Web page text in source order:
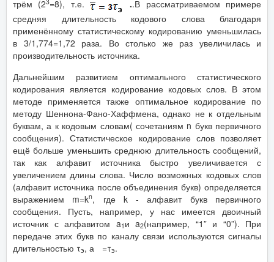
трём (2 =8), т.е. ..В рассматриваемом примере
средняя длительность кодового слова благодаря
применённому статистическому кодированию уменьшилась
в 3/1,774=1,72 раза. Во столько же раз увеличилась и
производительность источника.
Дальнейшим развитием оптимального статистического
кодирования является кодирование кодовых слов. В этом
методе применяется также оптимальное кодирование по
методу Шеннона-Фано-Хаффмена, однако не к отдельным
буквам, а к кодовым словам( сочетаниям n букв первичного
сообщения). Статистическое кодирование слов позволяет
ещё больше уменьшить среднюю длительность сообщений,
так как алфавит источника быстро увеличивается с
увеличением длины слова. Число возможных кодовых слов
(алфавит источника после объединения букв) определяется
выражением m=kn, где k - алфавит букв первичного
сообщения. Пусть, например, у нас имеется двоичный
источник с алфавитом a1 и a2(например, “1” и “0”). При
передаче этих букв по каналу связи используются сигналы
длительностью τэ, а =τэ.